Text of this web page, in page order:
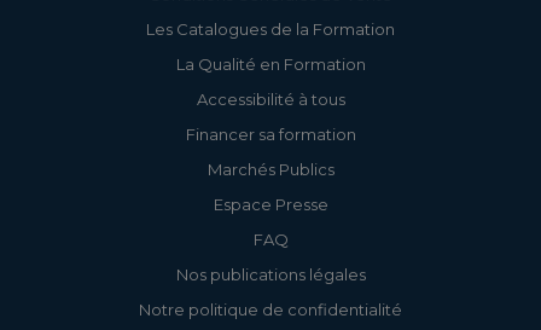
Les Catalogues de la Formation
La Qualité en Formation
Accessibilité à tous
Financer sa formation
Marchés Publics
Espace Presse
FAQ
Nos publications légales
Notre politique de confidentialité